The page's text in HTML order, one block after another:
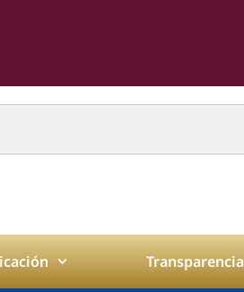
Transparencia